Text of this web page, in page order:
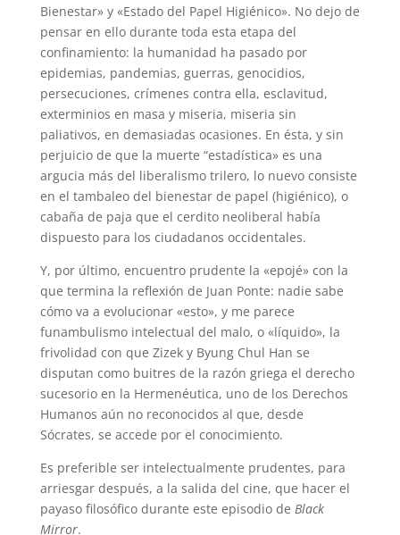
Bienestar» y «Estado del Papel Higiénico». No dejo de
pensar en ello durante toda esta etapa del
confinamiento: la humanidad ha pasado por
epidemias, pandemias, guerras, genocidios,
persecuciones, crímenes contra ella, esclavitud,
exterminios en masa y miseria, miseria sin
paliativos, en demasiadas ocasiones. En ésta, y sin
perjuicio de que la muerte “estadística» es una
argucia más del liberalismo trilero, lo nuevo consiste
en el tambaleo del bienestar de papel (higiénico), o
cabaña de paja que el cerdito neoliberal había
dispuesto para los ciudadanos occidentales.
Y, por último, encuentro prudente la «epojé» con la
que termina la reflexión de Juan Ponte: nadie sabe
cómo va a evolucionar «esto», y me parece
funambulismo intelectual del malo, o «líquido», la
frivolidad con que Zizek y Byung Chul Han se
disputan como buitres de la razón griega el derecho
sucesorio en la Hermenéutica, uno de los Derechos
Humanos aún no reconocidos al que, desde
Sócrates, se accede por el conocimiento.
Es preferible ser intelectualmente prudentes, para
arriesgar después, a la salida del cine, que hacer el
payaso filosófico durante este episodio de Black
Mirror.